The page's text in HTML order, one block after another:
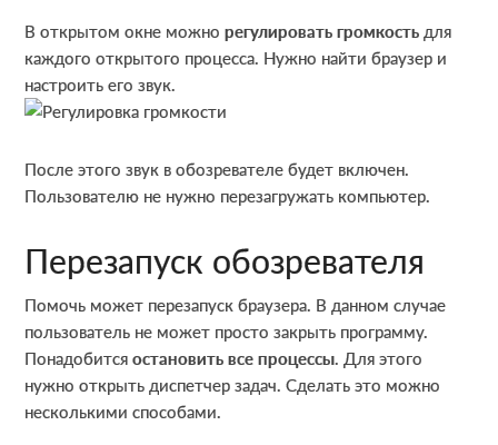
В открытом окне можнорегулировать громкость для
каждого открытого процесса. Нужно найти браузер и
настроить его звук.
После этого звук в обозревателе будет включен.
Пользователю не нужно перезагружать компьютер.
Перезапуск обозревателя
Помочь может перезапуск браузера. В данном случае
пользователь не может просто закрыть программу.
Понадобитсяостановить все процессы. Для этого
нужно открыть диспетчер задач. Сделать это можно
несколькими способами.